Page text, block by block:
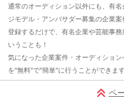
通常のオーディション以外にも、有
ジモデル・アンバサダー募集の企業案
登録するだけで、有名企業や芸能事
いうことも！
気になった企業案件・オーディショ
を"無料"で"簡単"に行うことができます
ペ